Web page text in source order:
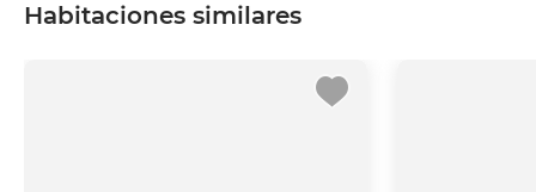
Habitaciones similares